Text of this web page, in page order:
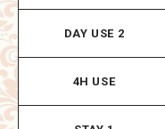
DAY USE 2
4H USE